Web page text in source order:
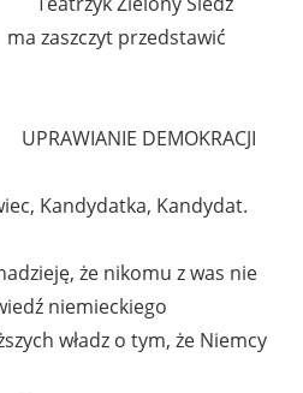
przedstawić
DEMOKRACJI
Kandydatka, Kandydat.
że nikomu z was nie
niemieckiego
władz o tym, że Niemcy